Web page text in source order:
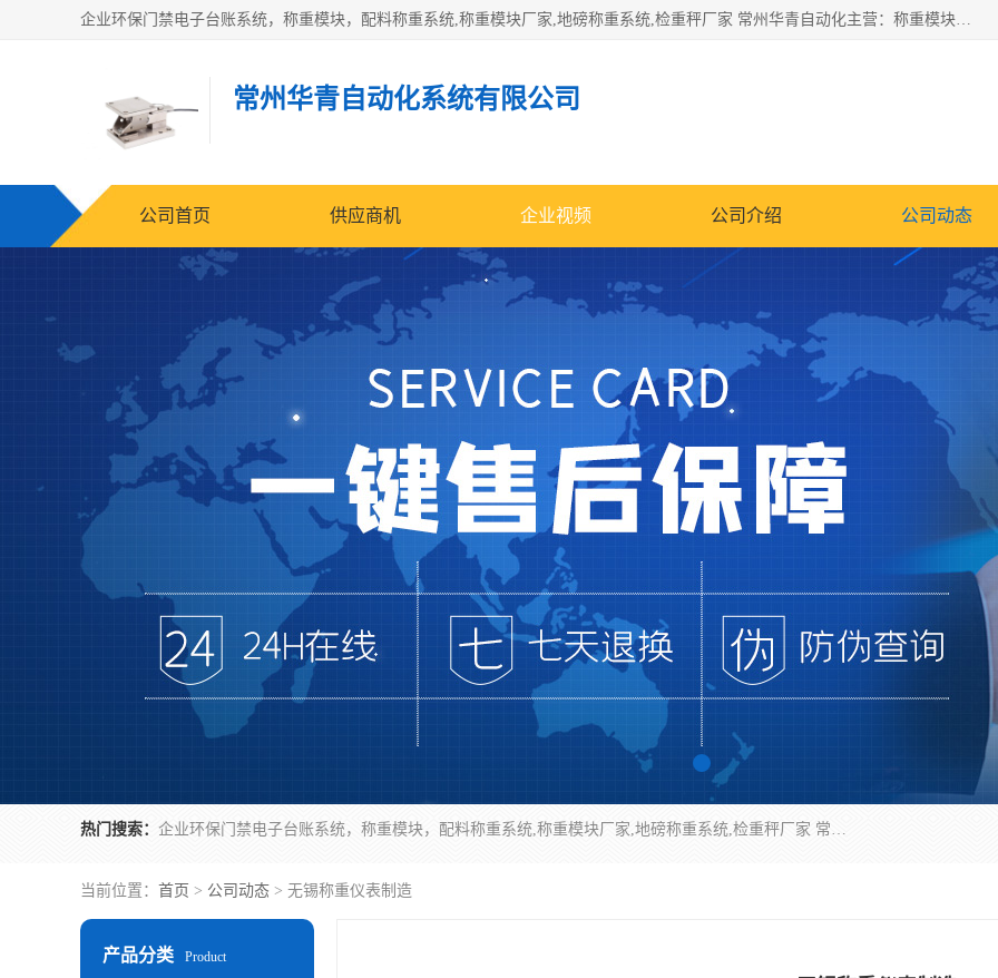
企业环保门禁电子台账系统，称重模块，配料称重系统,称重模块厂家,地磅称重系统,检重秤厂家 常州华青自动化主营：称重模块、无人值守称重系统、配料称重系统、地磅称重系统、检重秤、托利多称重模块等产品。各种称重软件，移动源环保门禁电子台账系统软件。 常州华青自动化系统有限公司7*24的电话支持服务、项目现场开发服务、新功能定制研发服务，产品培训、远程维护，现场安装调试工程等。
常州华青自动化系统有限公司
公司首页 供应商机 企业视频 公司介绍 公司动态
热门搜索： 企业环保门禁电子台账系统，称重模块，配料称重系统,称重模块厂家,地磅称重系统,检重秤厂家 常州华青自动化主营：称重模块、无人值守称重系统、配料称重系统、地磅称重系统、检重秤、托利多称重模块等产品。各种称重软件，移动源环保门禁电子台账系统软件。 常州华青自动化系统有限公司7*24的电话支持服务、项目现场开发服务、新功能定制研发服务，产品培训、远程维护，现场安装调试工程等。
当前位置： 首页 > 公司动态 > 无锡称重仪表制造
产品分类 Product